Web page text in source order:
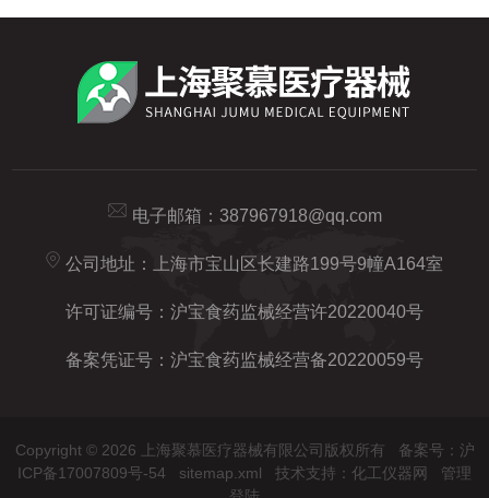
电子邮箱： 387967918@qq.com
公司地址：上海市宝山区长建路199号9幢A164室
许可证编号：沪宝食药监械经营许20220040号
备案凭证号：沪宝食药监械经营备20220059号
Copyright © 2026 上海聚慕医疗器械有限公司版权所有 备案号：沪
ICP备17007809号-54
sitemap.xml 技术支持： 化工仪器网
管理